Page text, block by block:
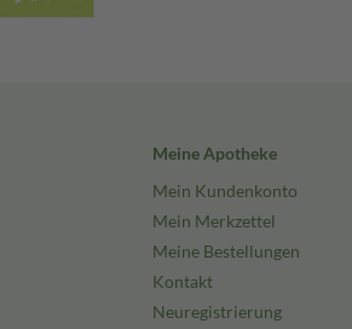
Meine Apotheke
Mein Kundenkonto
Mein Merkzettel
Meine Bestellungen
Kontakt
Neuregistrierung